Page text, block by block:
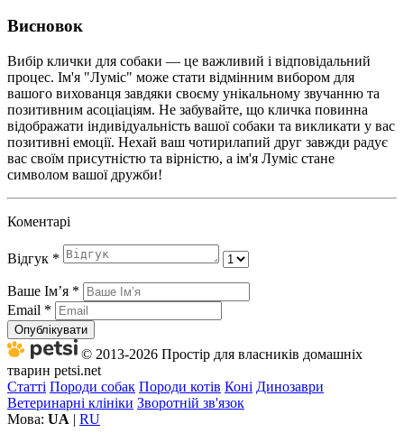
Висновок
Вибір клички для собаки — це важливий і відповідальний
процес. Ім'я "Луміс" може стати відмінним вибором для
вашого вихованця завдяки своєму унікальному звучанню та
позитивним асоціаціям. Не забувайте, що кличка повинна
відображати індивідуальність вашої собаки та викликати у вас
позитивні емоції. Нехай ваш чотирилапий друг завжди радує
вас своїм присутністю та вірністю, а ім'я Луміс стане
символом вашої дружби!
Коментарі
Відгук *
Ваше Імʼя *
Email *
Опублікувати
© 2013-2026 Простір для власників домашніх
тварин petsi.net
Статті Породи собак Породи котів Коні Динозаври
Ветеринарні клініки Зворотній зв'язок
Мова: UA | RU